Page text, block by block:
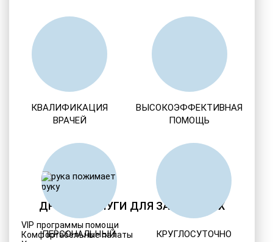
ДРУГИЕ УСЛУГИ ДЛЯ ЗАВИСИМЫХ
VIP программы помощи
Комфортабельные палаты
КВАЛИФИКАЦИЯ
ВРАЧЕЙ
ВЫСОКОЭФФЕКТИВНАЯ
ПОМОЩЬ
ПЕРСОНАЛЬНЫЙ
КРУГЛОСУТОЧНО